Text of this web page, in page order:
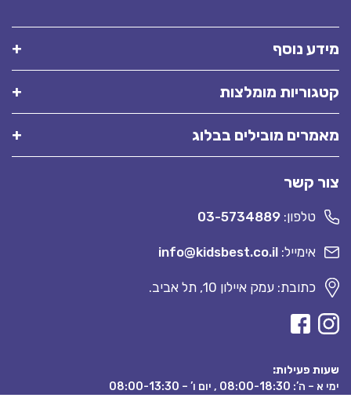
מידע נוסף
קטגוריות מומלצות
מאמרים מובילים בבלוג
צור קשר
טלפון: 03-5734889
אימייל: info@kidsbest.co.il
כתובת: עמק איילון 10, תל אביב.
שעות פעילות:
ימי א – ה’: 08:00-18:30 , יום ו’ – 08:00-13:30